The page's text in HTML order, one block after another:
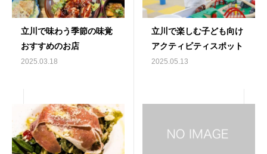
立川で味わう季節の味覚
おすすめのお店
2025.03.18
立川で楽しむ子ども向け
アクティビティスポット
2025.05.13